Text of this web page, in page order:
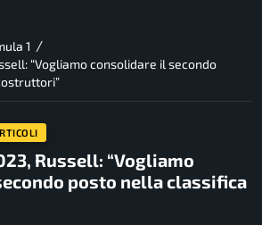
1 /
“Vogliamo consolidare il secondo
Russell: “Vogliamo
posto nella classifica